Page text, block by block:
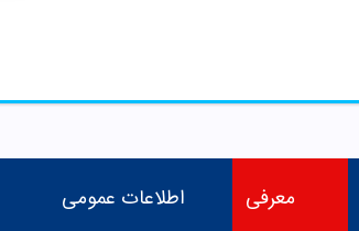
معرفی اطلاعات عمومی